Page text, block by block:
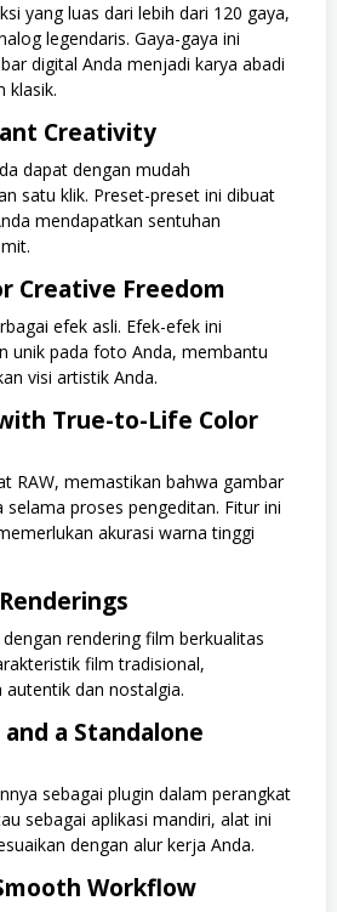
yang luas dari lebih dari 120 gaya,
legendaris. Gaya-gaya ini
digital Anda menjadi karya abadi
klasik.
Creativity
dapat dengan mudah
satu klik. Preset-preset ini dibuat
mendapatkan sentuhan
Creative Freedom
efek asli. Efek-efek ini
unik pada foto Anda, membantu
visi artistik Anda.
True-to-Life Color
RAW, memastikan bahwa gambar
proses pengeditan. Fitur ini
akurasi warna tinggi
rendering film berkualitas
film tradisional,
dan nostalgia.
a Standalone
sebagai plugin dalam perangkat
sebagai aplikasi mandiri, alat ini
dengan alur kerja Anda.
Workflow